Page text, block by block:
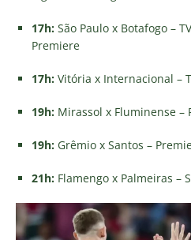
17h: São Paulo x Botafogo –
Premiere
17h: Vitória x Internacional –
19h: Mirassol x Fluminense –
19h: Grêmio x Santos –
21h: Flamengo x Palmeiras –